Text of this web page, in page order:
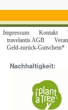
wunderbaren
Impressum Kontakt
travelantis AGB
Geld-zurück-Gutschein*
Nachhaltigkeit: